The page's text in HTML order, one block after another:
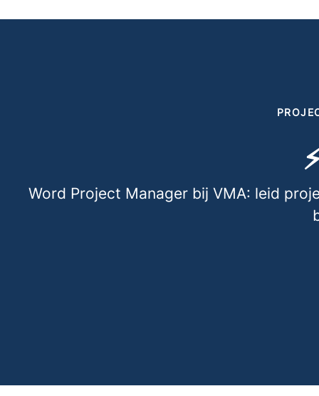
Word Project Manager bij VMA: leid